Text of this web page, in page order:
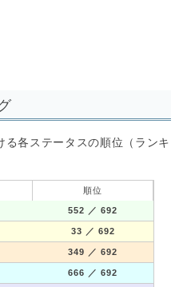
る各ステータスの順位（ランキ
順位
552 ／ 692
33 ／ 692
349 ／ 692
666 ／ 692